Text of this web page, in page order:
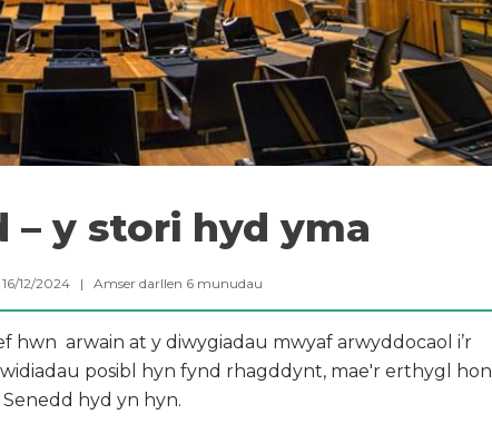
– y stori hyd yma
12/2024 | Amser darllen 6 munudau
hwn arwain at y diwygiadau mwyaf arwyddocaol i’r
posibl hyn fynd rhagddynt, mae'r erthygl hon
hyd yn hyn.